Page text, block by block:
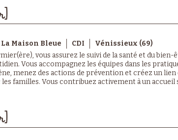
La Maison Bleue CDI
Vénissieux (69)
vous assurez le suivi de la santé et du bien-
Vous accompagnez les équipes dans les
menez des actions de prévention et créez un lien
les familles. Vous contribuez activement à un accueil